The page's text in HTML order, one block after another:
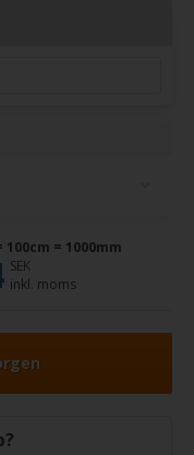
= 1000mm
SEK
inkl. moms